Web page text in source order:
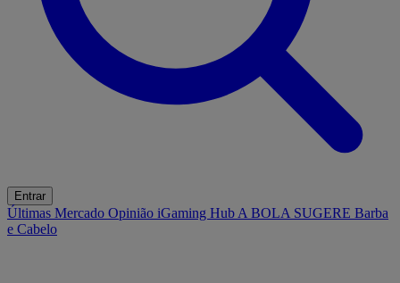
Entrar
Últimas Mercado Opinião iGaming Hub A BOLA SUGERE Barba
e Cabelo